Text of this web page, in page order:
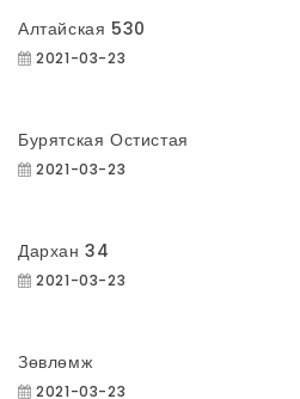
Алтайская 530
2021-03-23
Бурятская Остистая
2021-03-23
Дархан 34
2021-03-23
Зөвлөмж
2021-03-23